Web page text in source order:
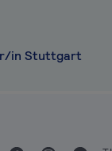
in Stuttgart